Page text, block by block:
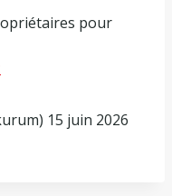
pour
15 juin 2026